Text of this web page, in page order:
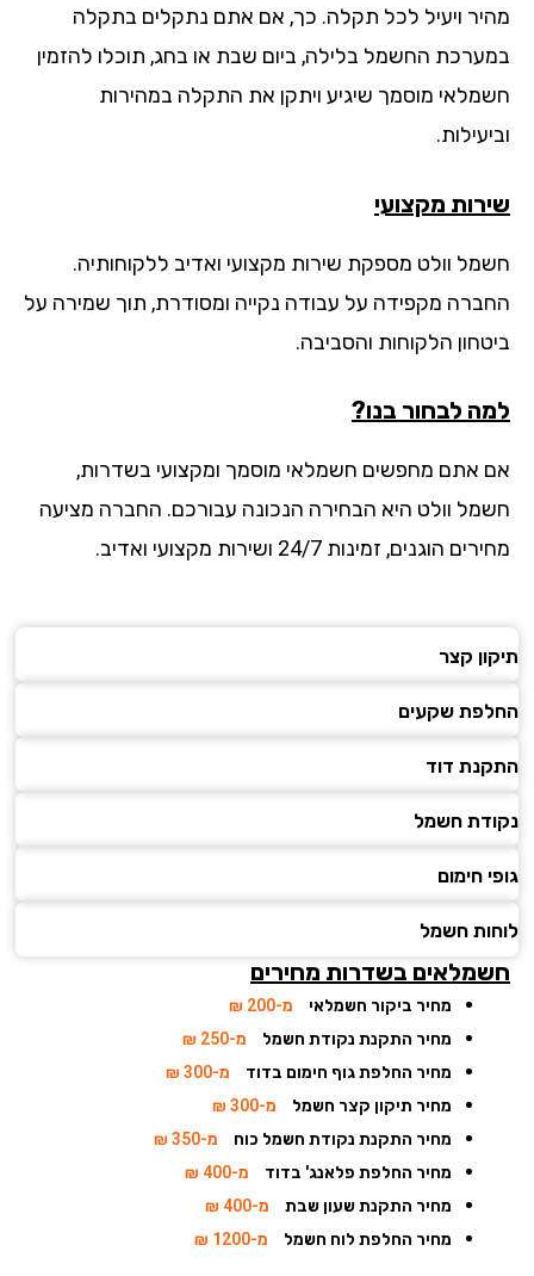
ויעיל לכל תקלה. כך, אם אתם נתקלים בתקלה
החשמל בלילה, ביום שבת או בחג, תוכלו להזמין
מוסמך שיגיע ויתקן את התקלה במהירות
מקצועי
וולט מספקת שירות מקצועי ואדיב ללקוחותיה.
מקפידה על עבודה נקייה ומסודרת, תוך שמירה על
הלקוחות והסביבה.
לבחור בנו?
אתם מחפשים חשמלאי מוסמך ומקצועי בשדרות,
וולט היא הבחירה הנכונה עבורכם. החברה מציעה
הוגנים, זמינות 24/7 ושירות מקצועי ואדיב.
קצר
שקעים
דוד
חשמל
חימום
חשמל
בשדרות מחירים
מחיר ביקור חשמלאי
מ-200 ₪
מחיר התקנת נקודת חשמל
מ-250 ₪
מחיר החלפת גוף חימום בדוד
מ-300 ₪
מחיר תיקון קצר חשמל
מ-300 ₪
מחיר התקנת נקודת חשמל כוח
מ-350 ₪
מחיר החלפת פלאנג' בדוד
מ-400 ₪
מחיר התקנת שעון שבת
מ-400 ₪
מחיר החלפת לוח חשמל
מ-1200 ₪